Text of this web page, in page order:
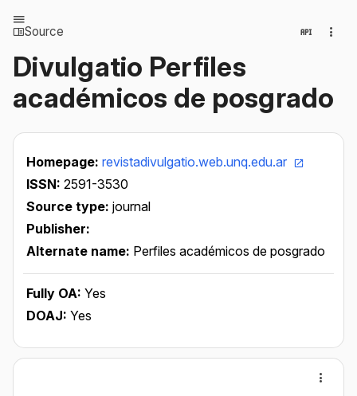
Source
Divulgatio Perfiles
académicos de posgrado
Homepage: revistadivulgatio.web.unq.edu.ar
ISSN: 2591-3530
Source type: journal
Publisher:
Alternate name: Perfiles académicos de posgrado
Fully OA: Yes
DOAJ: Yes